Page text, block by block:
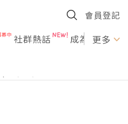
會員登記
社群熱話 成為U更多